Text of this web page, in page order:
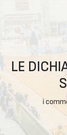
LE
i